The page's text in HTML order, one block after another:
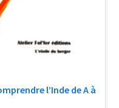
l’Inde de A à